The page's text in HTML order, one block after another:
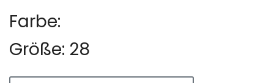
Farbe:
Größe: 28